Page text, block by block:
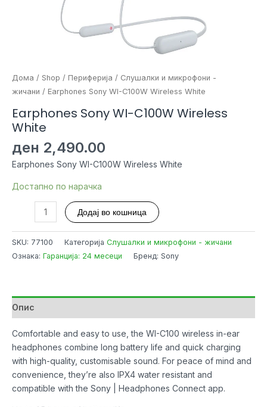
Дома / Shop / Периферија / Слушалки и микрофони -
жичани / Earphones Sony WI-C100W Wireless White
Earphones Sony WI-C100W Wireless
White
ден 2,490.00
Earphones Sony WI-C100W Wireless White
Достапно по нарачка
Earphones
WI-
Додај во кошница
SKU: 77100 Категорија Слушалки и микрофони - жичани
Ознака: Гаранција: 24 месеци Бренд: Sony
Опис
Comfortable and easy to use, the WI-C100 wireless in-ear
headphones combine long battery life and quick charging
with high-quality, customisable sound. For peace of mind and
convenience, they’re also IPX4 water resistant and
compatible with the Sony | Headphones Connect app.